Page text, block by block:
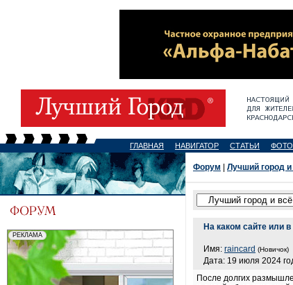
ГЛАВНАЯ НАВИГАТОР СТАТЬИ
Форум Лучший город
На каком сайте или
Имя: raincard (Новичок)
Дата: 19 июля 2024
После долгих